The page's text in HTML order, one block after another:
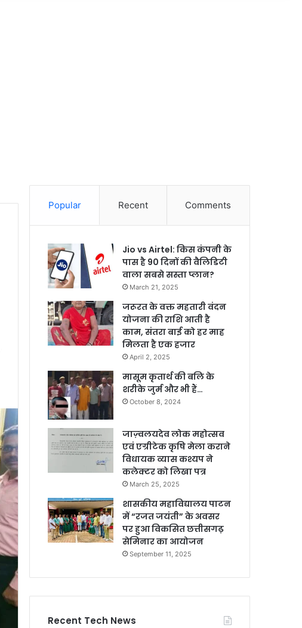
Popular Recent Comments
Jio vs Airtel: किस कंपनी के
पास है 90 दिनों की वैलिडिटी
वाला सबसे सस्ता प्लान?
March 21, 2025
जरूरत के वक्त महतारी वंदन
योजना की राशि आती है
काम, संतरा बाई को हर माह
मिलता है एक हजार
April 2, 2025
मासूम कृतार्थ की बलि के
शरीके जुर्म और भी हैं…
October 8, 2024
जाज़्वलयदेव लोक महोत्सव
एवं एग्रीटेक कृषि मेला कराने
विधायक व्यास कश्यप ने
कलेक्टर को लिखा पत्र
March 25, 2025
शासकीय महाविद्यालय पाटन
में “रजत जयंती” के अवसर
पर हुआ विकसित छत्तीसगढ़
सेमिनार का आयोजन
September 11, 2025
Recent Tech News